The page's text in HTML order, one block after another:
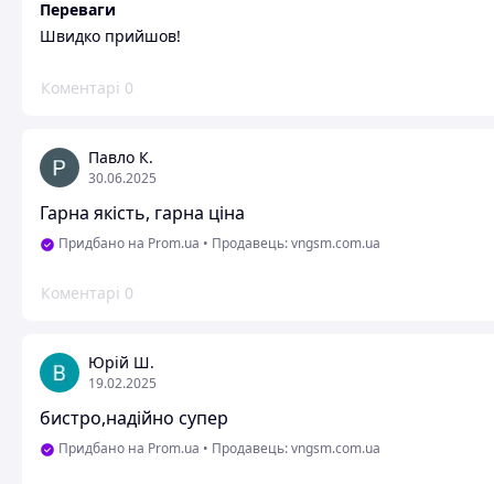
Переваги
Швидко прийшов!
Коментарі 0
Павло К.
30.06.2025
Гарна якість, гарна ціна
Придбано на Prom.ua • Продавець: vngsm.com.ua
Коментарі 0
Юрій Ш.
19.02.2025
бистро,надійно супер
Придбано на Prom.ua • Продавець: vngsm.com.ua